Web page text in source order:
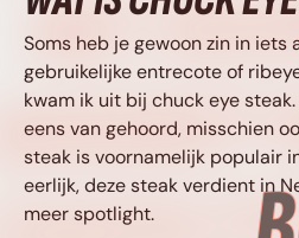
MET
Soms heb je gewoon zin in iets
gebruikelijke entrecote of
kwam ik uit bij chuck eye
eens van gehoord, misschien
steak is voornamelijk populair
eerlijk, deze steak verdient in
meer spotlight.